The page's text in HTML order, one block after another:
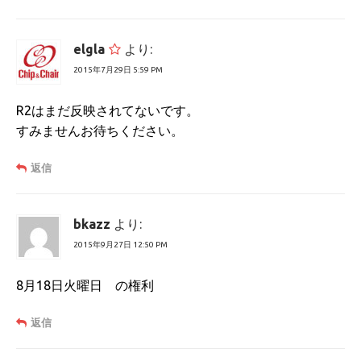
elgla より:
2015年7月29日 5:59 PM
R2はまだ反映されてないです。
すみませんお待ちください。
返信
bkazz より:
2015年9月27日 12:50 PM
8月18日火曜日 の権利
返信